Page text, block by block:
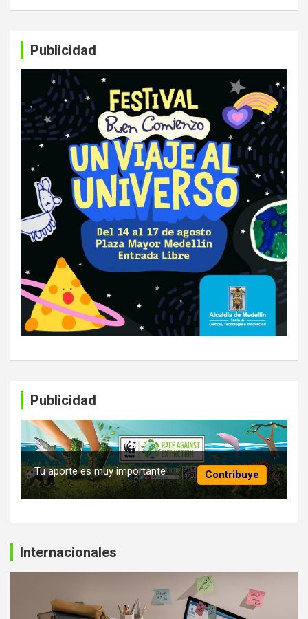
Publicidad
Publicidad
Contribuye
Tu aporte es muy importante
Internacionales